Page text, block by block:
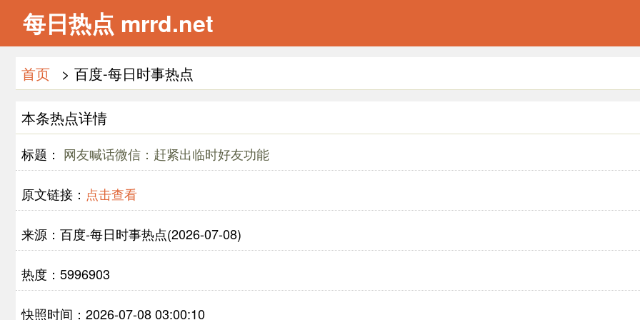
每日热点 mrrd.net
首页 > 百度-每日时事热点
本条热点详情
标题： 网友喊话微信：赶紧出临时好友功能
原文链接： 点击查看
来源：百度-每日时事热点(2026-07-08)
热度：5996903
快照时间：2026-07-08 03:00:10